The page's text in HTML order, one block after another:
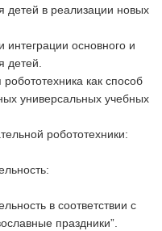
детей в реализации новых
основного и
детей.
как способ
универсальных учебных
робототехники:
в соответствии с
праздники”.